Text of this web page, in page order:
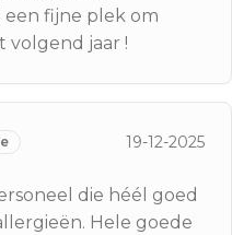
fijne plek om
volgend jaar !
19-12-2025
die héél goed
Hele goede